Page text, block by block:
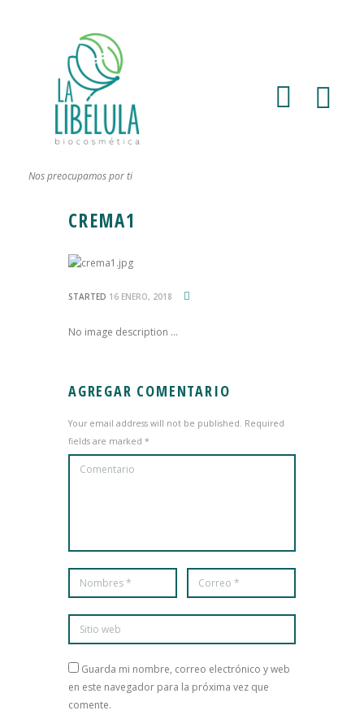
Nos preocupamos por ti
CREMA1
STARTED 16 ENERO, 2018
No image description ...
AGREGAR COMENTARIO
Your email address will not be published. Required
fields are marked *
Guarda mi nombre, correo electrónico y web
en este navegador para la próxima vez que
comente.